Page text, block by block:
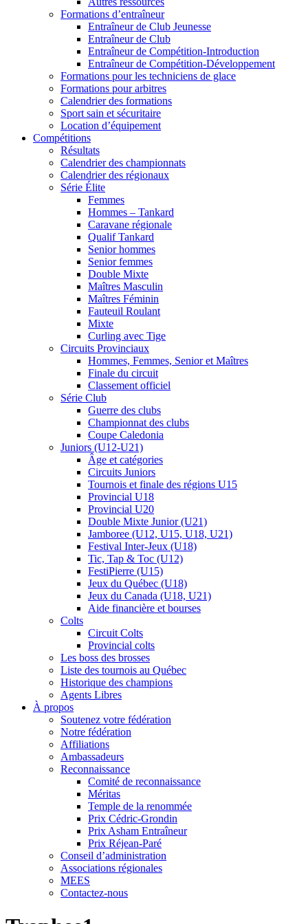
Formations d’entraîneur
Entraîneur de Club Jeunesse
Entraîneur de Club
Entraîneur de Compétition-Introduction
Entraîneur de Compétition-Développement
Formations pour les techniciens de glace
Formations pour arbitres
Calendrier des formations
Sport sain et sécuritaire
Location d’équipement
Compétitions
Résultats
Calendrier des championnats
Calendrier des régionaux
Série Élite
Femmes
Hommes – Tankard
Caravane régionale
Qualif Tankard
Senior hommes
Senior femmes
Double Mixte
Maîtres Masculin
Maîtres Féminin
Fauteuil Roulant
Mixte
Curling avec Tige
Circuits Provinciaux
Hommes, Femmes, Senior et Maîtres
Finale du circuit
Classement officiel
Série Club
Guerre des clubs
Championnat des clubs
Coupe Caledonia
Juniors (U12-U21)
Âge et catégories
Circuits Juniors
Tournois et finale des régions U15
Provincial U18
Provincial U20
Double Mixte Junior (U21)
Jamboree (U12, U15, U18, U21)
Festival Inter-Jeux (U18)
Tic, Tap & Toc (U12)
FestiPierre (U15)
Jeux du Québec (U18)
Jeux du Canada (U18, U21)
Aide financière et bourses
Colts
Circuit Colts
Provincial colts
Les boss des brosses
Liste des tournois au Québec
Historique des champions
Agents Libres
À propos
Soutenez votre fédération
Notre fédération
Affiliations
Ambassadeurs
Reconnaissance
Comité de reconnaissance
Méritas
Temple de la renommée
Prix Cédric-Grondin
Prix Asham Entraîneur
Prix Réjean-Paré
Conseil d’administration
Associations régionales
MEES
Contactez-nous